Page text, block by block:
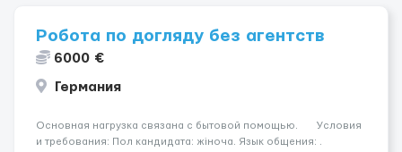
Робота по догляду без агентств
6000 €
Германия
Основная нагрузка связана с бытовой помощью. Условия
и требования: Пол кандидата: жіноча. Язык общения: .